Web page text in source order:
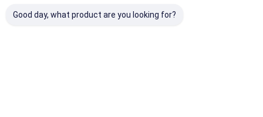
Good day, what product are you looking for?